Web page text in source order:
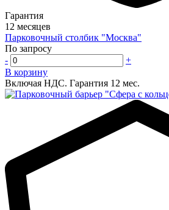
Гарантия
12 месяцев
Парковочный столбик "Москва"
По запросу
-
+
В корзину
Включая НДС. Гарантия 12 мес.